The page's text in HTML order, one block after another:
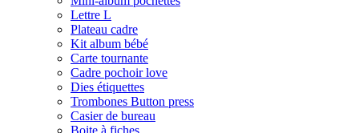
Lettre L
Plateau cadre
Kit album bébé
Carte tournante
Cadre pochoir love
Dies étiquettes
Trombones Button press
Casier de bureau
Boite à fiches